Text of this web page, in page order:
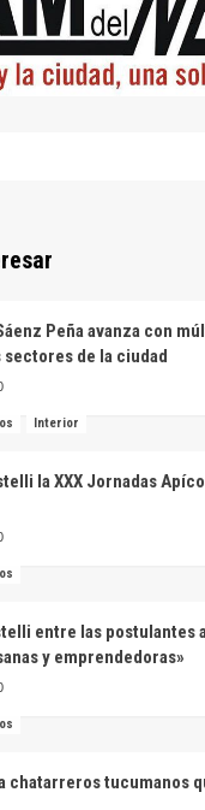
Peña avanza con
de la ciudad
Interior
la XXX Jornadas
entre las postulantes
y emprendedoras»
chatarreros tucumanos